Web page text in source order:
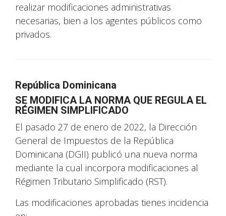
realizar modificaciones administrativas
necesarias, bien a los agentes públicos como
privados.
República Dominicana
SE MODIFICA LA NORMA QUE REGULA EL
RÉGIMEN SIMPLIFICADO
El pasado 27 de enero de 2022, la Dirección
General de Impuestos de la República
Dominicana (DGII) publicó una nueva norma
mediante la cual incorpora modificaciones al
Régimen Tributario Simplificado (RST).
Las modificaciones aprobadas tienes incidencia